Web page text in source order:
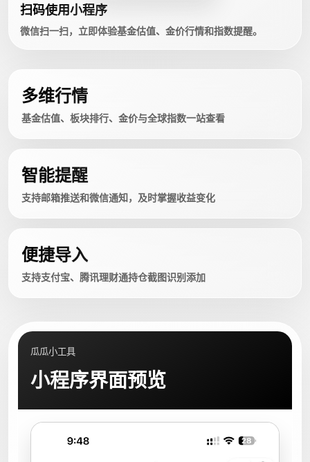
扫码使用小程序
微信扫一扫，立即体验基金估值、金价行情和指数提醒。
多维行情
基金估值、板块排行、金价与全球指数一站查看
智能提醒
支持邮箱推送和微信通知，及时掌握收益变化
便捷导入
支持支付宝、腾讯理财通持仓截图识别添加
瓜瓜小工具
小程序界面预览